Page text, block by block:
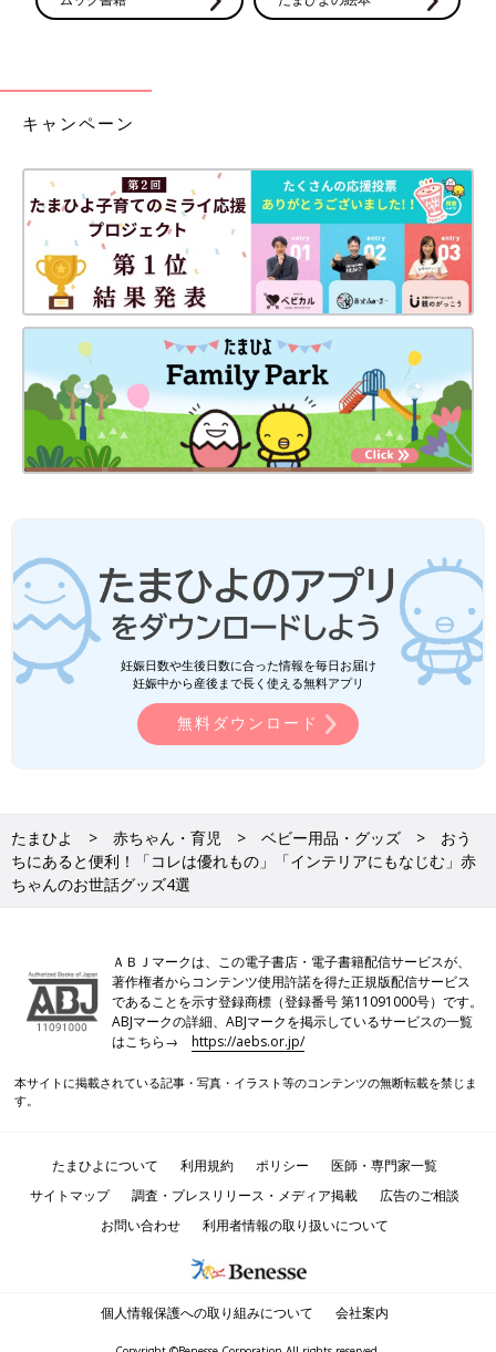
キャンペーン
妊娠日数や生後日数に合った情報を毎日お届け
妊娠中から産後まで長く使える無料アプリ
無料ダウンロード
たまひよ 赤ちゃん・育児 ベビー用品・グッズ
おう
ちにあると便利！「コレは優れもの」「インテリアにもなじむ」赤
ちゃんのお世話グッズ4選
ＡＢＪマークは、この電子書店・電子書籍配信サービスが、
著作権者からコンテンツ使用許諾を得た正規版配信サービス
であることを示す登録商標（登録番号 第11091000号）です。
ABJマークの詳細、ABJマークを掲示しているサービスの一覧
はこちら→https://aebs.or.jp/
本サイトに掲載されている記事・写真・イラスト等のコンテンツの無断転載を禁じま
す。
たまひよについて 利用規約 ポリシー
医師・専門家一覧
サイトマップ
調査・プレスリリース・メディア掲載
広告のご相談
お問い合わせ
利用者情報の取り扱いについて
個人情報保護への取り組みについて 会社案内